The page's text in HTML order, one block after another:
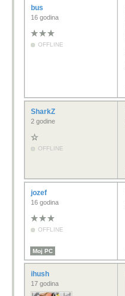
bus
16 godina
OFFLINE
SharkZ
2 godine
OFFLINE
jozef
16 godina
OFFLINE
Moj PC
ihush
17 godina